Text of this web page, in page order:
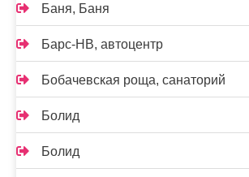
Баня, Баня
Барс-НВ, автоцентр
Бобачевская роща, санаторий
Болид
Болид